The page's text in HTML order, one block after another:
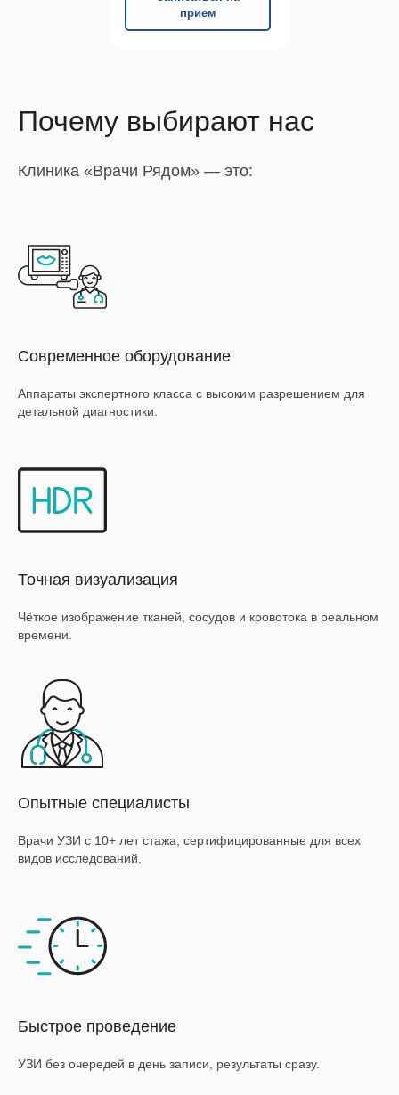
прием
Почему выбирают нас
Клиника «Врачи Рядом» — это:
Современное оборудование
Аппараты экспертного класса с высоким разрешением для
детальной диагностики.
Точная визуализация
Чёткое изображение тканей, сосудов и кровотока в реальном
времени.
Опытные специалисты
Врачи УЗИ с 10+ лет стажа, сертифицированные для всех
видов исследований.
Быстрое проведение
УЗИ без очередей в день записи, результаты сразу.